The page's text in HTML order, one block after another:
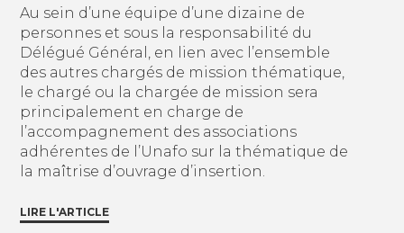
Au sein d’une équipe d’une dizaine de
personnes et sous la responsabilité du
Délégué Général, en lien avec l’ensemble
des autres chargés de mission thématique,
le chargé ou la chargée de mission sera
principalement en charge de
l’accompagnement des associations
adhérentes de l’Unafo sur la thématique de
la maîtrise d’ouvrage d’insertion.
LIRE L'ARTICLE